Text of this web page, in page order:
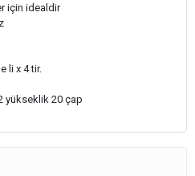
için idealdir
li x 4 tir.
yükseklik 20 çap